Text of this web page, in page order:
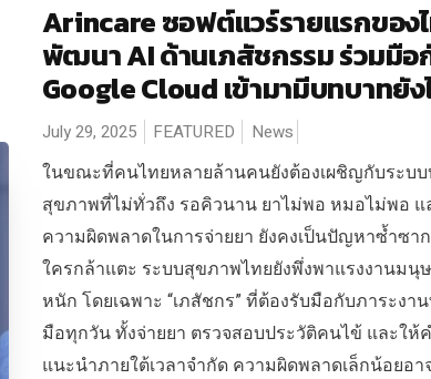
Arincare ซอฟต์แวร์รายแรกของ
พัฒนา AI ด้านเภสัชกรรม ร่วมมือ
Google Cloud เข้ามามีบทบาทยัง
July 29, 2025 FEATURED News
ในขณะที่คนไทยหลายล้านคนยังต้องเผชิญกับระบบ
สุขภาพที่ไม่ทั่วถึง รอคิวนาน ยาไม่พอ หมอไม่พอ แ
ความผิดพลาดในการจ่ายยา ยังคงเป็นปัญหาซ้ำซา
ใครกล้าแตะ ระบบสุขภาพไทยยังพึ่งพาแรงงานมนุ
หนัก โดยเฉพาะ “เภสัชกร” ที่ต้องรับมือกับภาระงา
มือทุกวัน ทั้งจ่ายยา ตรวจสอบประวัติคนไข้ และให้
แนะนำภายใต้เวลาจำกัด ความผิดพลาดเล็กน้อยอา